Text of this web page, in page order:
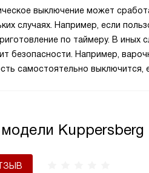
выключение может
случаях. Например, если
по таймеру. В иных
безопасности. Например,
самостоятельно выключится,
Kuppersberg